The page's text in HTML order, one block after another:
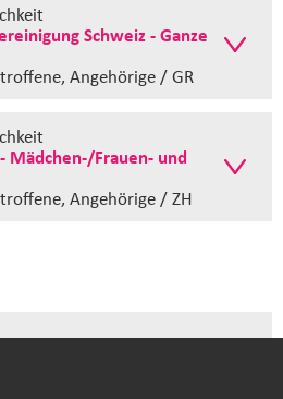
Schweiz - Ganze
Angehörige / GR
Mädchen-/Frauen- und
Angehörige / ZH